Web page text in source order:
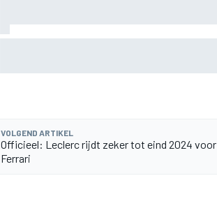
VOLGEND ARTIKEL
Officieel: Leclerc rijdt zeker tot eind 2024 voor
Ferrari